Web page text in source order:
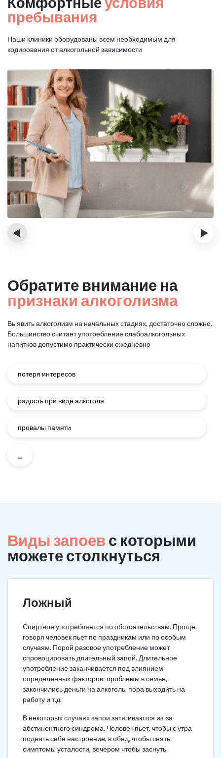
пребывания
Наши клиники оборудованы всем необходимым для
кодирования от алкогольной зависимости
‹ ›
Обратите внимание на
признаки алкоголизма
Выявить алкоголизм на начальных стадиях, достаточно сложно.
Большинство считает употребление слабоалкогольных
напитков допустимо практически ежедневно
потеря интересов
радость при виде алкоголя
провалы памяти
...
Виды запоев с которыми
можете столкнуться
Ложный
Спиртное употребляется по обстоятельствам. Проще
говоря человек пьет по праздникам или по особым
случаям. Порой разовое употребление может
спровоцировать длительный запой. Длительное
употребление заканчивается под влиянием
определенных факторов: проблемы в семье,
закончились деньги на алкоголь, пора выходить на
работу и т.д.
В некоторых случаях запои затягиваются из-за
абстинентного синдрома. Человек пьет, чтобы с утра
поднять себе настроение, в обед, чтобы снять
симптомы усталости, вечером чтобы заснуть.